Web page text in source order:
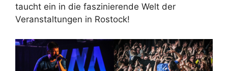
taucht ein in die faszinierende Welt der
Veranstaltungen in Rostock!